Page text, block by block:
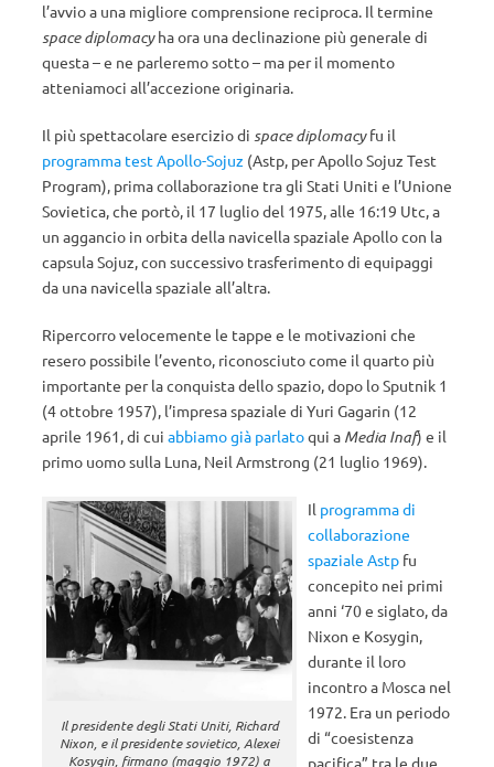
l’avvio a una migliore comprensione reciproca. Il termine
space diplomacyha ora una declinazione più generale di
questa – e ne parleremo sotto – ma per il momento
atteniamoci all’accezione originaria.
Il più spettacolare esercizio di space diplomacyfu il
programma test Apollo-Sojuz (Astp, per Apollo Sojuz Test
Program), prima collaborazione tra gli Stati Uniti e l’Unione
Sovietica, che portò, il 17 luglio del 1975, alle 16:19 Utc, a
un aggancio in orbita della navicella spaziale Apollo con la
capsula Sojuz, con successivo trasferimento di equipaggi
da una navicella spaziale all’altra.
Ripercorro velocemente le tappe e le motivazioni che
resero possibile l’evento, riconosciuto come il quarto più
importante per la conquista dello spazio, dopo lo Sputnik 1
(4 ottobre 1957), l’impresa spaziale di Yuri Gagarin (12
aprile 1961, di cui abbiamo già parlatoqui a Media Inaf) e il
primo uomo sulla Luna, Neil Armstrong (21 luglio 1969).
Il presidente degli Stati Uniti, Richard
Nixon, e il presidente sovietico, Alexei
Kosygin, firmano (maggio 1972) a
Il programma di
collaborazione
spaziale Astp fu
concepito nei primi
anni ‘70 e siglato, da
Nixon e Kosygin,
durante il loro
incontro a Mosca nel
1972. Era un periodo
di “coesistenza
pacifica” tra le due